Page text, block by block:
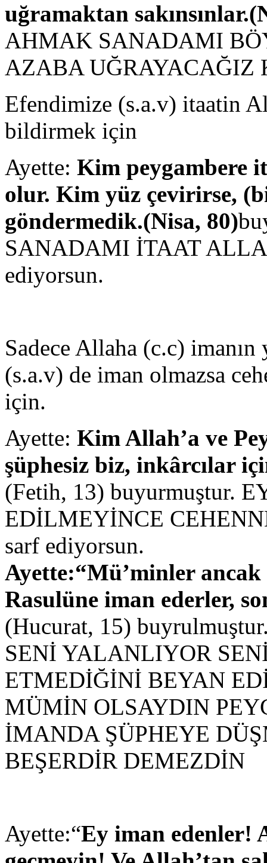
uğramaktan
AHMAK SANADAMI
AZABA UĞRAYACAĞIZ
Efendimize (s.a.v) itaatin
bildirmek için
Ayette: Kim peygambere
olur. Kim yüz çevirirse,
göndermedik.(Nisa, 80)
SANADAMI İTAAT
ediyorsun.
Sadece Allaha (c.c) imanın
(s.a.v) de iman olmazsa
için.
Ayette: Kim Allah’a ve
şüphesiz biz, inkârcılar
(Fetih, 13) buyurmuştur.
EDİLMEYİNCE
sarf ediyorsun.
Ayette:“Mü’minler
Rasulüne iman ederler,
(Hucurat, 15)
SENİ YALANLIYOR
ETMEDİĞİNİ BEYAN
MÜMİN OLSAYDIN
İMANDA ŞÜPHEYE
BEŞERDİR DEMEZDİN
Ayette:“Ey iman edenler!